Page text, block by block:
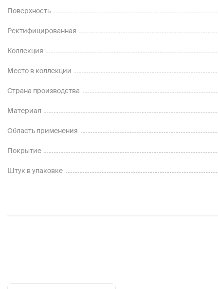
Поверхность
Ректифицированная
Коллекция
Место в коллекции
Страна производства
Материал
Область применения
Покрытие
Штук в упаковке